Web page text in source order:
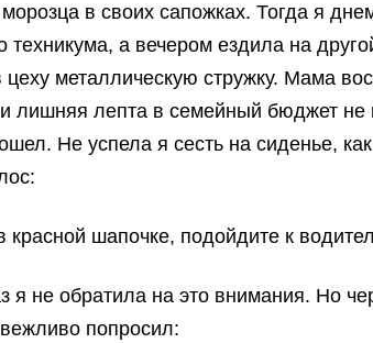
в своих сапожках. Тогда я
техникума, а вечером ездила на
цеху металлическую стружку. Мама
лишняя лепта в семейный бюджет
Не успела я сесть на сиденье,
шапочке, подойдите к
я не обратила на это внимания. Но
попросил: